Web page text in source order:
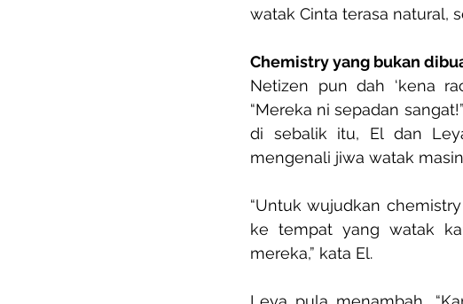
watak Cinta terasa natural,
Chemistry yang bukan
Netizen pun dah ‘kena
“Mereka ni sepadan
di sebalik itu, El dan
mengenali jiwa watak
“Untuk wujudkan
ke tempat yang watak
mereka,” kata El.